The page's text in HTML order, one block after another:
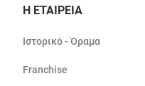
Η ΕΤΑΙΡΕΙΑ
Ιστορικό - Όραμα
Franchise